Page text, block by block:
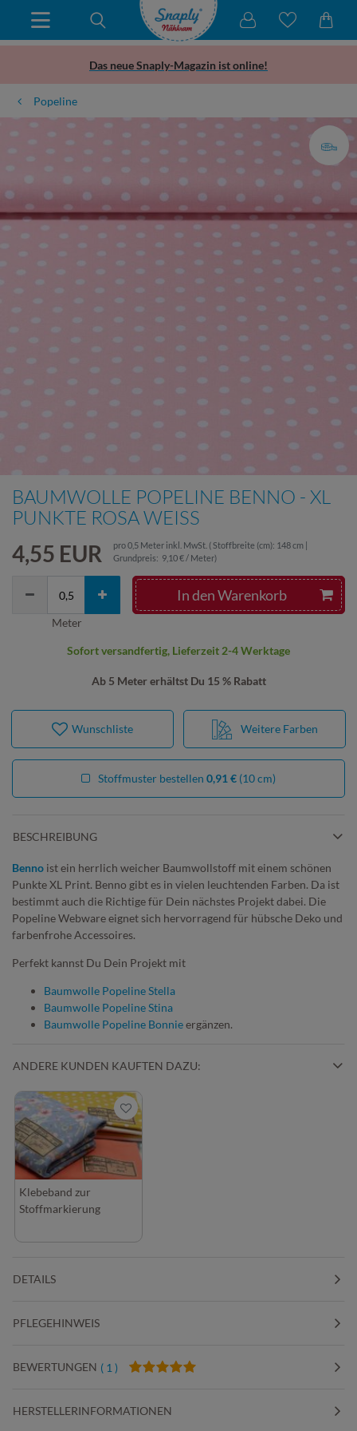
Das neue Snaply-Magazin ist online!
Popeline
BAUMWOLLE POPELINE BENNO - XL
PUNKTE ROSA WEISS
4,55 EUR pro0,5 Meter inkl. MwSt. ( Stoffbreite (cm): 148 cm |
Grundpreis: 9,10 € / Meter)
Ab 5 Meter erhältst Du 15 % Rabatt
In den Warenkorb
Meter
Sofort versandfertig, Lieferzeit 2-4 Werktage
Weitere Farben
Wunschliste
Stoffmuster bestellen 0,91 € (10 cm)
BESCHREIBUNG
Benno ist ein herrlich weicher Baumwollstoff mit einem schönen
Punkte XL Print. Benno gibt es in vielen leuchtenden Farben. Da ist
bestimmt auch die Richtige für Dein nächstes Projekt dabei. Die
Popeline Webware eignet sich hervorragend für hübsche Deko und
farbenfrohe Accessoires.
Perfekt kannst Du Dein Projekt mit
Baumwolle Popeline Stella
Baumwolle Popeline Stina
Baumwolle Popeline Bonnieergänzen.
ANDERE KUNDEN KAUFTEN DAZU:
Klebeband zur
Stoffmarkierung
DETAILS
PFLEGEHINWEIS
BEWERTUNGEN ( 1 )
HERSTELLERINFORMATIONEN